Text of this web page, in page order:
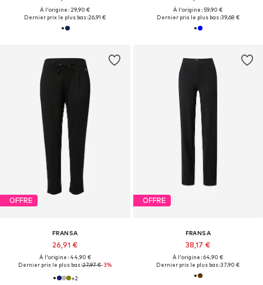
À l'origine : 29,90 €
Dernier prix le plus bas :26,91 €
À l'origine : 59,90 €
Dernier prix le plus bas :39,68 €
OFFRE
FRANSA
26,91 €
À l'origine : 44,90 €
Dernier prix le plus bas :27,97 €-3%
+2
OFFRE
FRANSA
38,17 €
À l'origine : 64,90 €
Dernier prix le plus bas :37,90 €